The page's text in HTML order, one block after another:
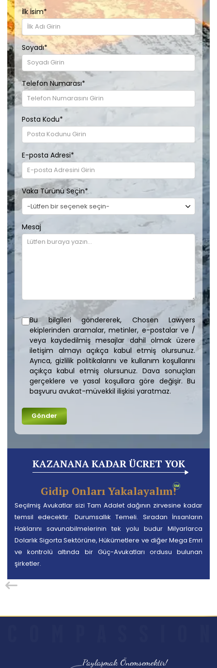
İlk İsim*
Soyadı*
Telefon Numarası*
Posta Kodu*
E-posta Adresi*
Vaka Türünü Seçin*
Mesaj
Bu bilgileri göndererek, Chosen Lawyers
ekiplerinden aramalar, metinler, e-postalar ve /
veya kaydedilmiş mesajlar dahil olmak üzere
iletişim almayı açıkça kabul etmiş olursunuz.
Ayrıca, gizlilik politikalarını ve kullanım koşullarını
açıkça kabul etmiş olursunuz. Dava sonuçları
gerçeklere ve yasal koşullara göre değişir. Bu
başvuru avukat-müvekkil ilişkisi yaratmaz.
KAZANANA KADAR ÜCRET YOK
Gidip Onları Yakalayalım!
Seçilmiş Avukatlar sizi Tam Adalet dağının zirvesine kadar
temsil edecektir. Durumsallık Temeli. Sıradan İnsanların
Haklarını savunabilmelerinin tek yolu budur Milyarlarca
Dolarlık Sigorta Sektörüne, Hükümetlere ve diğer Mega Emri
ve kontrolü altında bir Güç-Avukatları ordusu bulunan
şirketler.
Paylaşmak Önemsemektir!